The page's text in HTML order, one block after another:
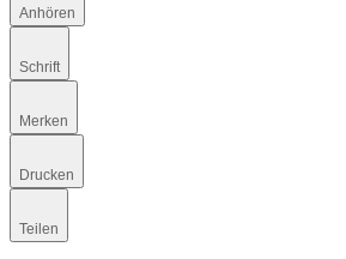
Anhören
Schrift
Merken
Drucken
Teilen